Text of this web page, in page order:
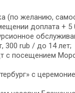
(по желанию,
доплата + 5
300 rub / до 14 лет;
с посещением
с